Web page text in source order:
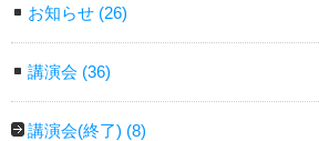
お知らせ (26)
講演会 (36)
講演会(終了) (8)